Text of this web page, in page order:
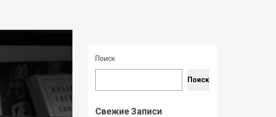
Поиск
Поиск
Свежие Записи